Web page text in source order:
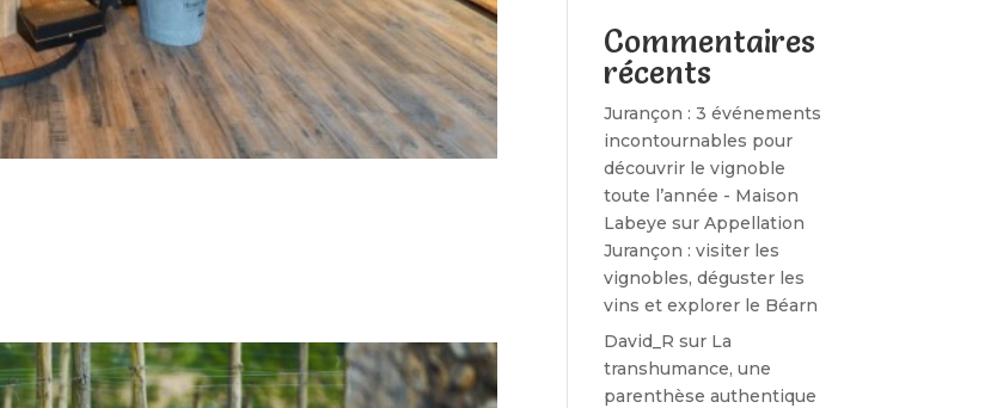
Commentaires
récents
Jurançon : 3 événements
incontournables pour
découvrir le vignoble
toute l’année - Maison
Labeye surAppellation
Jurançon : visiter les
vignobles, déguster les
vins et explorer le Béarn
David_R sur La
transhumance, une
parenthèse authentique